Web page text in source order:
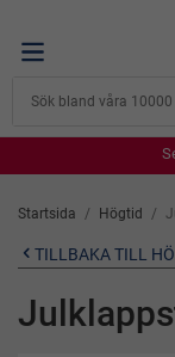
Startsida / Högtid /
TILLBAKA TILL